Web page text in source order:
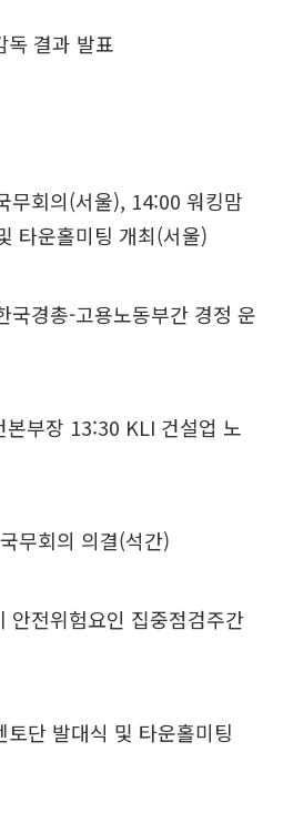
결과 발표
회의(서울), 14:00 워킹맘
타운홀미팅 개최(서울)
경총-고용노동부간 경정 운
부장 13:30 KLI 건설업 노
무회의 의결(석간)
전위험요인 집중점검주간
단 발대식 및 타운홀미팅